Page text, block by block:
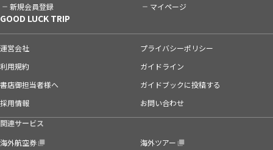
新規会員登録 マイページ
GOOD LUCK TRIP
運営会社
プライバシーポリシー
利用規約
ガイドライン
書店御担当者様へ
ガイドブックに投稿する
採用情報
お問い合わせ
関連サービス
海外航空券
海外ツアー